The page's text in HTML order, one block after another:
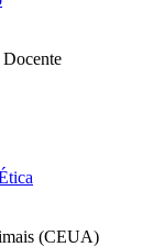
Docente
(CEUA)